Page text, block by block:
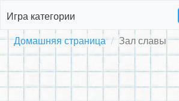
Игра категории
Домашняя страница Зал славы